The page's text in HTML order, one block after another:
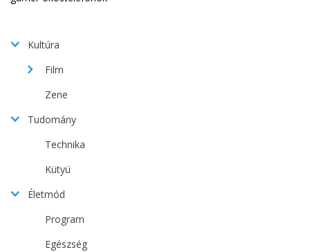
Kultúra
Film
Zene
Tudomány
Technika
Kütyü
Életmód
Program
Egészség